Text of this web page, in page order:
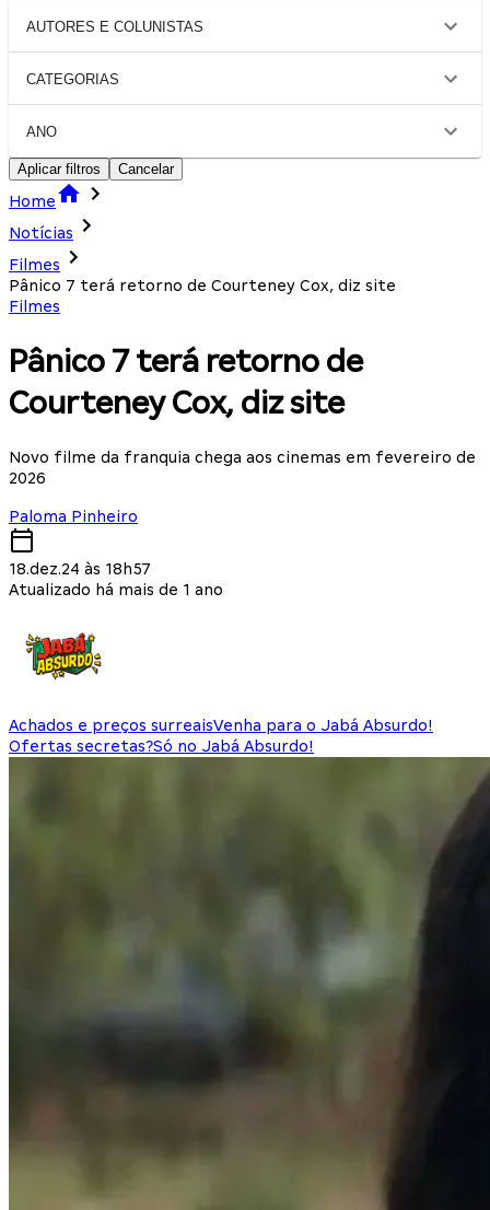
AUTORES E COLUNISTAS
CATEGORIAS
ANO
Aplicar filtros Cancelar
Home
Notícias
Filmes
Pânico 7 terá retorno de Courteney Cox, diz site
Filmes
Pânico 7 terá retorno de
Courteney Cox, diz site
Novo filme da franquia chega aos cinemas em fevereiro de
2026
Paloma Pinheiro
18.dez.24 às 18h57
Atualizado há mais de 1 ano
Achados e preços surreaisVenha para o Jabá Absurdo!
Ofertas secretas?Só no Jabá Absurdo!